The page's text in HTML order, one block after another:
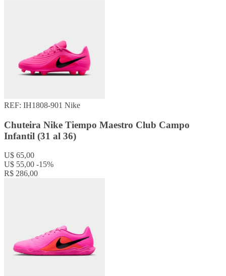
REF: IH1808-901 Nike
Chuteira Nike Tiempo Maestro Club Campo
Infantil (31 al 36)
U$ 65,00
U$ 55,00 -15%
R$ 286,00